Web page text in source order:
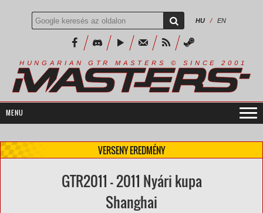
HU / EN
H U N G A R I A N G T R M A S T E R S © S I N C E 2 0 0 1
VERSENY EREDMÉNY
GTR2011 - 2011 Nyári kupa
Shanghai